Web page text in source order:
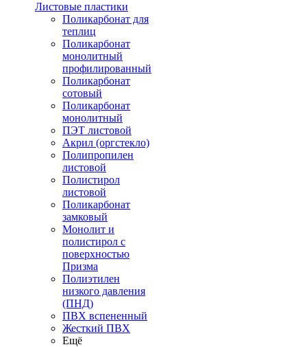
Листовые пластики
Поликарбонат для
теплиц
Поликарбонат
монолитный
профилированный
Поликарбонат
сотовый
Поликарбонат
монолитный
ПЭТ листовой
Акрил (оргстекло)
Полипропилен
листовой
Полистирол
листовой
Поликарбонат
замковый
Монолит и
полистирол с
поверхностью
Призма
Полиэтилен
низкого давления
(ПНД)
ПВХ вспененный
Жесткий ПВХ
Ещё